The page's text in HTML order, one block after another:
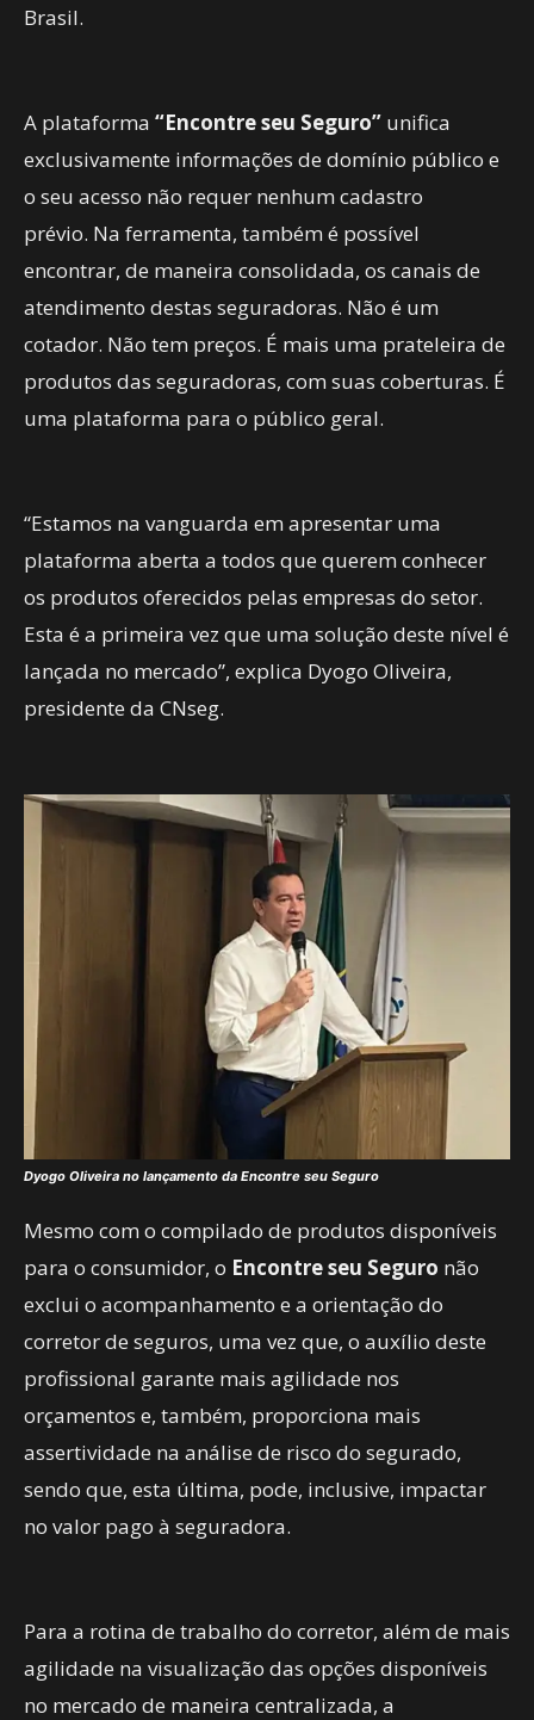
Brasil.
A plataforma “Encontre seu Seguro” unifica
exclusivamente informações de domínio público e
o seu acesso não requer nenhum cadastro
prévio. Na ferramenta, também é possível
encontrar, de maneira consolidada, os canais de
atendimento destas seguradoras. Não é um
cotador. Não tem preços. É mais uma prateleira de
produtos das seguradoras, com suas coberturas. É
uma plataforma para o público geral.
“Estamos na vanguarda em apresentar uma
plataforma aberta a todos que querem conhecer
os produtos oferecidos pelas empresas do setor.
Esta é a primeira vez que uma solução deste nível é
lançada no mercado”, explica Dyogo Oliveira,
presidente da CNseg.
Dyogo Oliveira no lançamento da Encontre seu Seguro
Mesmo com o compilado de produtos disponíveis
para o consumidor, o Encontre seu Seguro não
exclui o acompanhamento e a orientação do
corretor de seguros, uma vez que, o auxílio deste
profissional garante mais agilidade nos
orçamentos e, também, proporciona mais
assertividade na análise de risco do segurado,
sendo que, esta última, pode, inclusive, impactar
no valor pago à seguradora.
Para a rotina de trabalho do corretor, além de mais
agilidade na visualização das opções disponíveis
no mercado de maneira centralizada, a